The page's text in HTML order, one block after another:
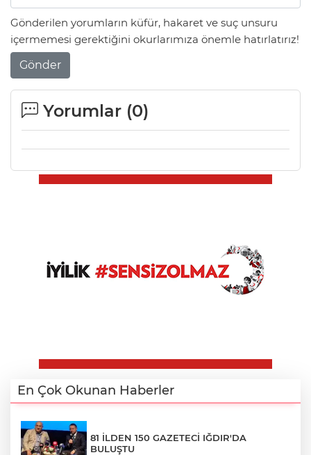
Gönderilen yorumların küfür, hakaret ve suç unsuru
içermemesi gerektiğini okurlarımıza önemle hatırlatırız!
Gönder
Yorumlar (0)
En Çok Okunan Haberler
81 İLDEN 150 GAZETECİ IĞDIR'DA
BULUŞTU